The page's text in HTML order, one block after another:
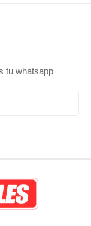
tu whatsapp